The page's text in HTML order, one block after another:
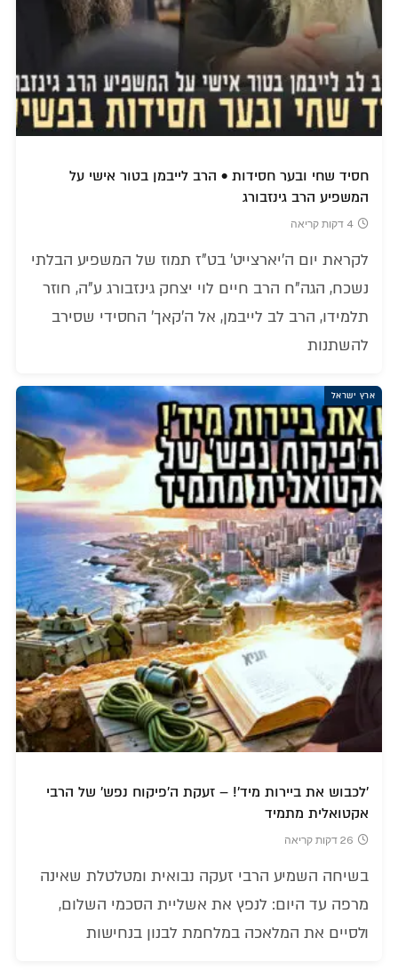
חסיד שחי ובער חסידות • הרב לייבמן בטור אישי על
המשפיע הרב גינזבורג
4 דקות קריאה
לקראת יום ה'יארצייט' בט"ז תמוז של המשפיע הבלתי
נשכח, הגה"ח הרב חיים לוי יצחק גינזבורג ע"ה, חוזר
תלמידו, הרב לב לייבמן, אל ה'קאך' החסידי שסירב
להשתנות
ארץ ישראל
'לכבוש את ביירות מיד'! – זעקת ה'פיקוח נפש' של הרבי
אקטואלית מתמיד
26 דקות קריאה
בשיחה השמיע הרבי זעקה נבואית ומטלטלת שאינה
מרפה עד היום: לנפץ את אשליית הסכמי השלום,
ולסיים את המלאכה במלחמת לבנון בנחישות